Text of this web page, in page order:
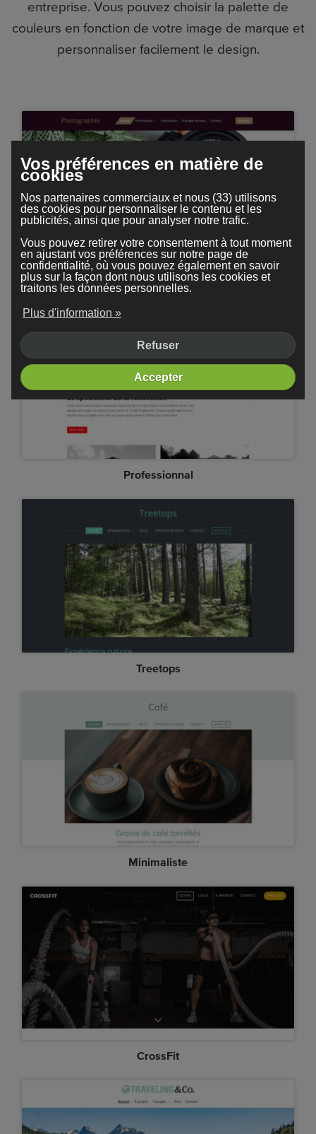
entreprise. Vous pouvez choisir la palette de
couleurs en fonction de votre image de marque et
personnaliser facilement le design.
Photographie
Professionnal
Treetops
Minimaliste
CrossFit
Vos préférences en matière de
cookies
Nos partenaires commerciaux et nous (33) utilisons
des cookies pour personnaliser le contenu et les
publicités, ainsi que pour analyser notre trafic.
Vous pouvez retirer votre consentement à tout moment
en ajustant vos préférences sur notre page de
confidentialité, où vous pouvez également en savoir
plus sur la façon dont nous utilisons les cookies et
traitons les données personnelles.
Plus d'information »
Refuser
Accepter